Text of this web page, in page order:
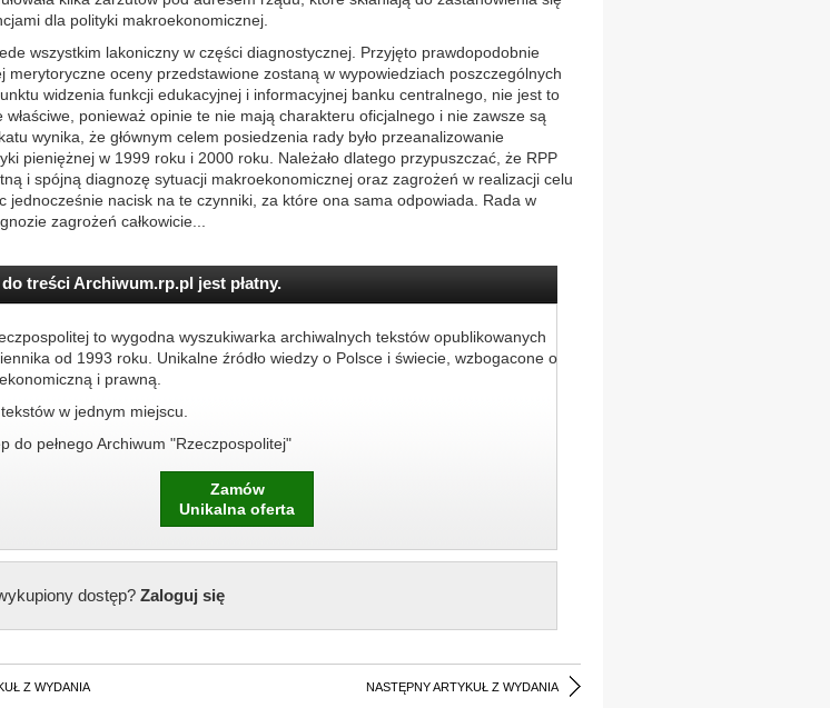
dla polityki makroekonomicznej.
wszystkim lakoniczny w części diagnostycznej. Przyjęto prawdopodobnie
merytoryczne oceny przedstawione zostaną w wypowiedziach poszczególnych
widzenia funkcji edukacyjnej i informacyjnej banku centralnego, nie jest to
właściwe, ponieważ opinie te nie mają charakteru oficjalnego i nie zawsze są
wynika, że głównym celem posiedzenia rady było przeanalizowanie
pieniężnej w 1999 roku i 2000 roku. Należało dlatego przypuszczać, że RPP
i spójną diagnozę sytuacji makroekonomicznej oraz zagrożeń w realizacji celu
jednocześnie nacisk na te czynniki, za które ona sama odpowiada. Rada w
zagrożeń całkowicie...
treści Archiwum.rp.pl jest płatny.
to wygodna wyszukiwarka archiwalnych tekstów opublikowanych
od 1993 roku. Unikalne źródło wiedzy o Polsce i świecie, wzbogacone o
i prawną.
w jednym miejscu.
do pełnego Archiwum "Rzeczpospolitej"
Zamów
Unikalna oferta
dostęp?Zaloguj się
Z WYDANIA NASTĘPNY ARTYKUŁ Z WYDANIA